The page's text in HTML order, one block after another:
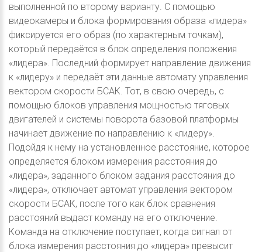
выполненной по второму варианту. С помощью
видеокамеры и блока формирования образа «лидера»
фиксируется его образ (по характерным точкам),
который передаётся в блок определения положения
«лидера». Последний формирует направление движения
к «лидеру» и передаёт эти данные автомату управления
вектором скорости БСАК. Тот, в свою очередь, с
помощью блоков управления мощностью тяговых
двигателей и системы поворота базовой платформы
начинает движение по направлению к «лидеру».
Подойдя к нему на установленное расстояние, которое
определяется блоком измерения расстояния до
«лидера», заданного блоком задания расстояния до
«лидера», отключает автомат управления вектором
скорости БСАК, после того как блок сравнения
расстояний выдаст команду на его отключение.
Команда на отключение поступает, когда сигнал от
блока измерения расстояния до «лидера» превысит